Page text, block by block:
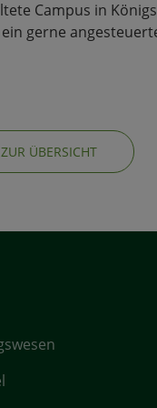
Campus in
gerne
ZUR ÜBERSICHT